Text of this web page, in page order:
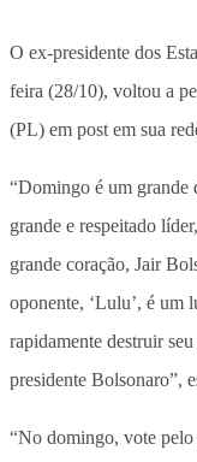
O ex-presidente dos
feira (28/10), voltou a
(PL) em post em sua
“Domingo é um grande
grande e respeitado
grande coração, Jair
oponente, ‘Lulu’, é um
rapidamente destruir
presidente Bolsonaro”,
“No domingo, vote pelo